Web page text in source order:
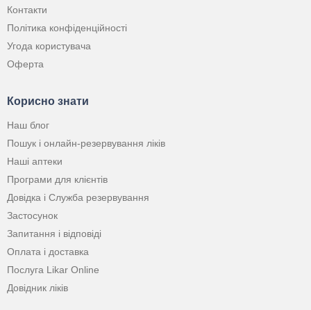
Контакти
Політика конфіденційності
Угода користувача
Оферта
Корисно знати
Наш блог
Пошук і онлайн-резервування ліків
Наші аптеки
Програми для клієнтів
Довідка і Служба резервування
Застосунок
Запитання і відповіді
Оплата і доставка
Послуга Likar Online
Довідник ліків